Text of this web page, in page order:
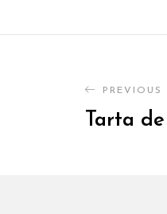
PREVIOUS
Tarta